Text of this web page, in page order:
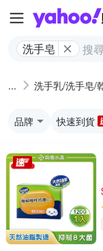
洗手皂
洗手乳/洗手皂/
品牌 快速到貨